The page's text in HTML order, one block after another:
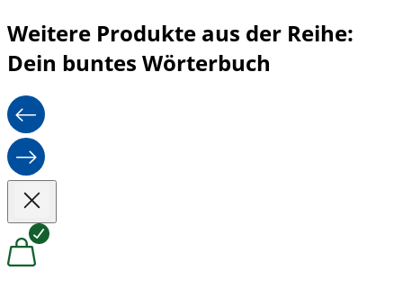
Weitere Produkte aus der Reihe:
Dein buntes Wörterbuch